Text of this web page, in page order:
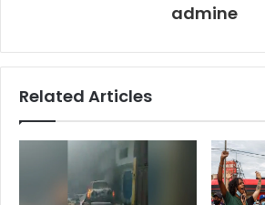
admine
Related Articles